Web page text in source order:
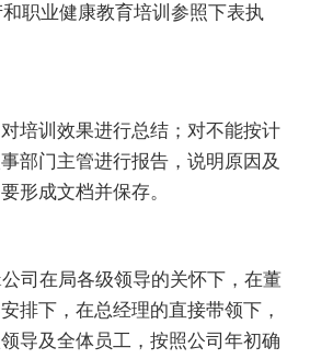
职业健康教育培训参照下表执
培训效果进行总结；对不能按计
部门主管进行报告，说明原因及
形成文档并保存。
司在局各级领导的关怀下，在董
排下，在总经理的直接带领下，
导及全体员工，按照公司年初确